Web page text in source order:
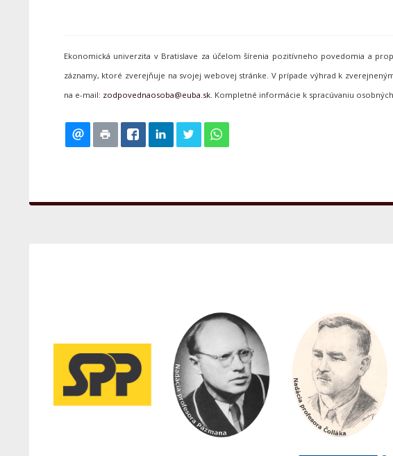
Ekonomická univerzita v Bratislave za účelom šírenia pozitívneho povedomia a
záznamy, ktoré zverejňuje na svojej webovej stránke. V prípade výhrad k
na e-mail:
. Kompletné informácie k spracúvaniu